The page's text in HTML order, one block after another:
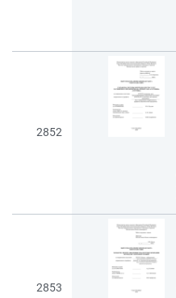
2852
2853